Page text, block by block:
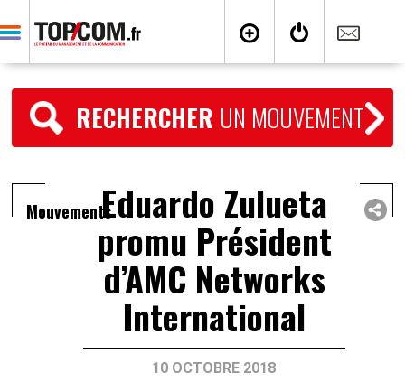
RECHERCHER UN MOUVEMENT
MouvementsEduardo Zulueta
promu Président
d’AMC Networks
International
10 OCTOBRE 2018